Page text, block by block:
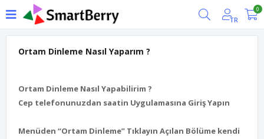
TR
0
Ortam Dinleme Nasıl Yaparım ?
Ortam Dinleme Nasıl Yapabilirim ?
Cep telefonunuzdan saatin Uygulamasına Giriş Yapın
Menüden “Ortam Dinleme” Tıklayın Açılan Bölüme kendi